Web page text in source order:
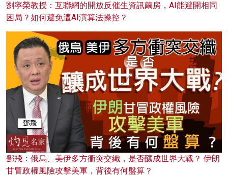
劉寧榮教授：互聯網的開放反催生資訊繭房，AI能避開相同
困局？如何避免遭AI演算法操控？
鄧飛：俄烏、美伊多方衝突交織，是否釀成世界大戰？ 伊朗
甘冒政權風險攻擊美軍，背後有何盤算？